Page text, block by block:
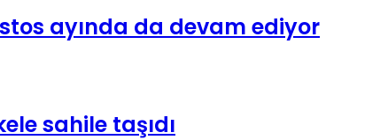
ayında da devam ediyor
sahile taşıdı